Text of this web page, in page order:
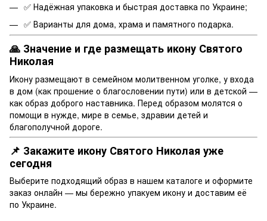
✅ Надёжная упаковка и быстрая доставка по Украине;
✅ Варианты для дома, храма и памятного подарка.
🙏 Значение и где размещать икону Святого
Николая
Икону размещают в семейном молитвенном уголке, у входа
в дом (как прошение о благословении пути) или в детской —
как образ доброго наставника. Перед образом молятся о
помощи в нужде, мире в семье, здравии детей и
благополучной дороге.
📌 Закажите икону Святого Николая уже
сегодня
Выберите подходящий образ в нашем каталоге и оформите
заказ онлайн — мы бережно упакуем икону и доставим её
по Украине.